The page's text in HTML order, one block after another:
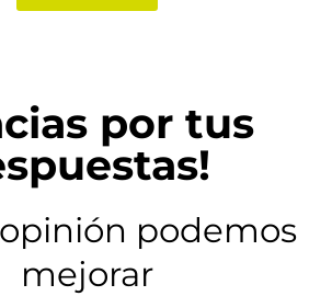
por tus
podemos
mejorar